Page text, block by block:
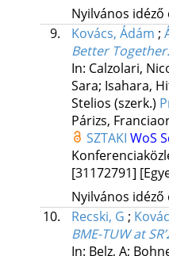
Nyilvános idéző
9.
Kovács, Ádám ;
Better
In: Calzolari,
Sara; Isahara,
Stelios (szerk.)
Párizs,
SZTAKI WoS
[31172791]
Nyilvános idéző
10.
Recski, G ;
BME-TUW at
In: Belz, A;